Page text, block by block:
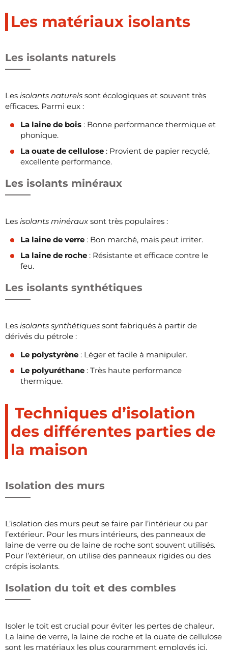
Les matériaux isolants
Les isolants naturels
Les isolants naturels sont écologiques et souvent très
efficaces. Parmi eux :
La laine de bois : Bonne performance thermique et
phonique.
La ouate de cellulose : Provient de papier recyclé,
excellente performance.
Les isolants minéraux
Les isolants minéraux sont très populaires :
La laine de verre : Bon marché, mais peut irriter.
La laine de roche : Résistante et efficace contre le
feu.
Les isolants synthétiques
Les isolants synthétiques sont fabriqués à partir de
dérivés du pétrole :
Le polystyrène : Léger et facile à manipuler.
Le polyuréthane : Très haute performance
thermique.
Techniques d’isolation
des différentes parties de
la maison
Isolation des murs
L’isolation des murs peut se faire par l’intérieur ou par
l’extérieur. Pour les murs intérieurs, des panneaux de
laine de verre ou de laine de roche sont souvent utilisés.
Pour l’extérieur, on utilise des panneaux rigides ou des
crépis isolants.
Isolation du toit et des combles
Isoler le toit est crucial pour éviter les pertes de chaleur.
La laine de verre, la laine de roche et la ouate de cellulose
sont les matériaux les plus couramment employés ici.